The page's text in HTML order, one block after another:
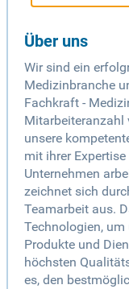
Über uns
Wir sind ein
Medizinbranche
Fachkraft -
Mitarbeiteranzahl
unsere
mit ihrer
Unternehmen
zeichnet sich
Teamarbeit aus.
Technologien,
Produkte und
höchsten
es, den